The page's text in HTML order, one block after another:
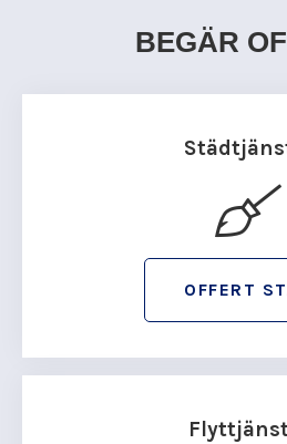
BEGÄR
OFFERT